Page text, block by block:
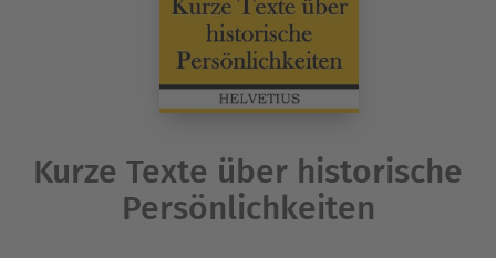
Kurze Texte über historische
Persönlichkeiten